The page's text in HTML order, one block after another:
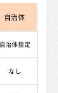
自治体
自治体指定
なし